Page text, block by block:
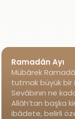
Ramadân Ayı
Mübârek
tutmak büyük
Sevâbının ne
Allâh’tan başka
ibâdete, belirli